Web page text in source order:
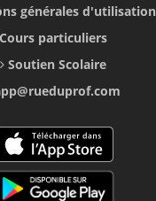
générales d'utilisation
Cours particuliers
Soutien Scolaire